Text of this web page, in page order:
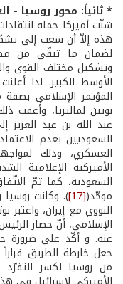
* ثانياً: محور روسيا -
شنّت أميركا حملة
هذه إلاّ أن سعت إلى
لضمان ما تبقّى من
وتشكيل مختلف القوى
الأوسط الكبير. لذا
بوتين لماليزيا، وأعقب
عبد الله بن عبد العزيز
السعوديين بعدم
العسكري، وذلك
الأميركية الإعلامية
السعودية، كما تمّ
موحّد([17] ). وكانت
النووي مع إيران، واعتبر
الإسلامي، أنّ حصار
عنه. و أكّد على ضرورة
جعل خارطة الطريق
من روسيا لكسر